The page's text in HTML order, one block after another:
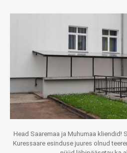
Head Saaremaa ja Muhumaa kliendid!
Kuressaare esinduse juures olnud